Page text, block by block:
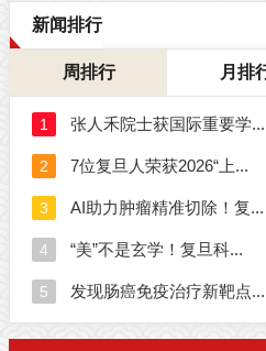
新闻排行
周排行 月排